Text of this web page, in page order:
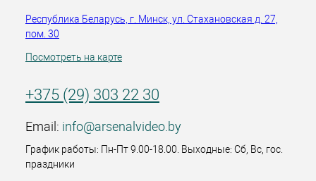
Республика Беларусь, г. Минск, ул. Стахановская д. 27,
пом. 30
Посмотреть на карте
+375 (29) 303 22 30
Email: info@arsenalvideo.by
График работы: Пн-Пт 9.00-18.00. Выходные: Сб, Вс, гос.
праздники